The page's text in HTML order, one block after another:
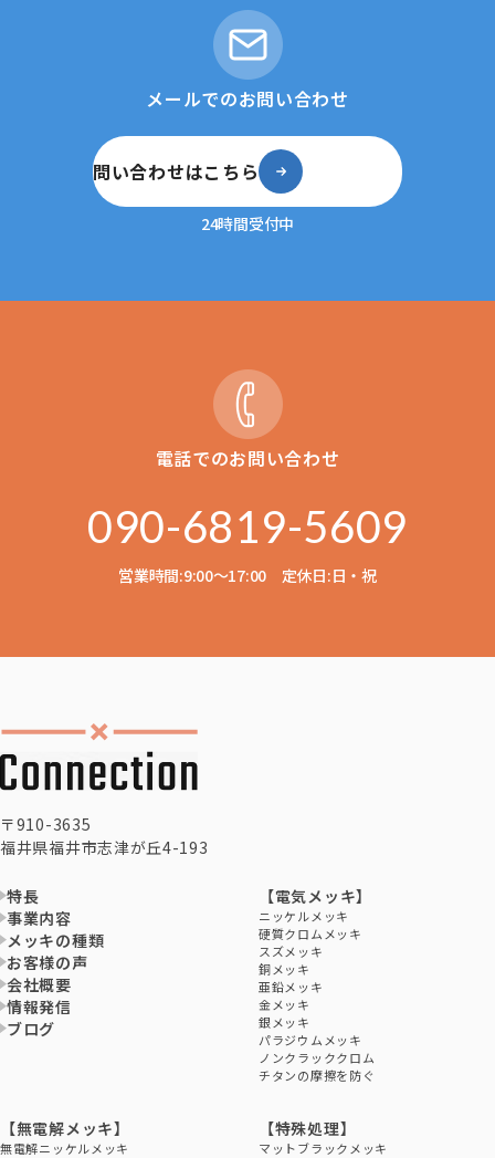
メールでのお問い合わせ
問い合わせはこちら
24時間受付中
電話でのお問い合わせ
090-6819-5609
営業時間:9:00〜17:00 定休日:日・祝
〒910-3635
福井県福井市志津が丘4-193
特長
事業内容
メッキの種類
お客様の声
会社概要
情報発信
ブログ
【電気メッキ】
ニッケルメッキ
硬質クロムメッキ
スズメッキ
銅メッキ
亜鉛メッキ
金メッキ
銀メッキ
パラジウムメッキ
ノンクラッククロム
チタンの摩擦を防ぐ
【無電解メッキ】
無電解ニッケルメッキ
【特殊処理】
マットブラックメッキ